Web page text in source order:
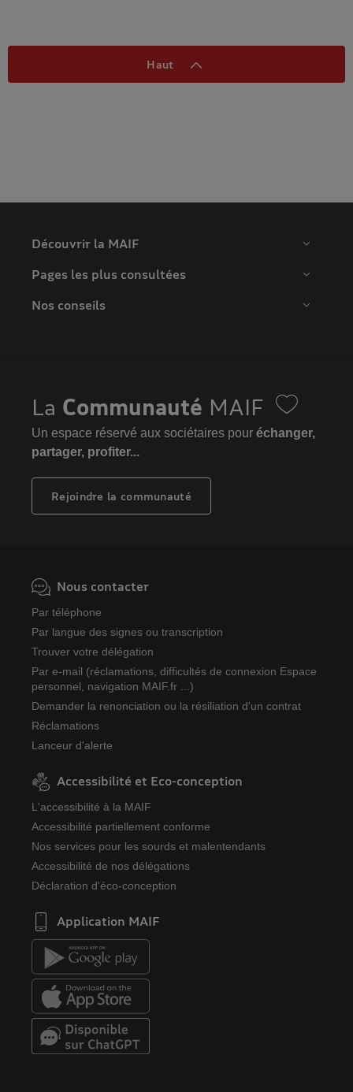
Haut
Découvrir la MAIF
Pages les plus consultées
Nos conseils
La Communauté MAIF
Un espace réservé aux sociétaires pour échanger,
partager, profiter...
Rejoindre la communauté
Nous contacter
Par téléphone
Par langue des signes ou transcription
Trouver votre délégation
Par e-mail (réclamations, difficultés de connexion Espace
personnel, navigation MAIF.fr ...)
Demander la renonciation ou la résiliation d'un contrat
Réclamations
Lanceur d'alerte
Accessibilité et Eco-conception
L'accessibilité à la MAIF
Accessibilité partiellement conforme
Nos services pour les sourds et malentendants
Accessibilité de nos délégations
Déclaration d'éco-conception
Application MAIF